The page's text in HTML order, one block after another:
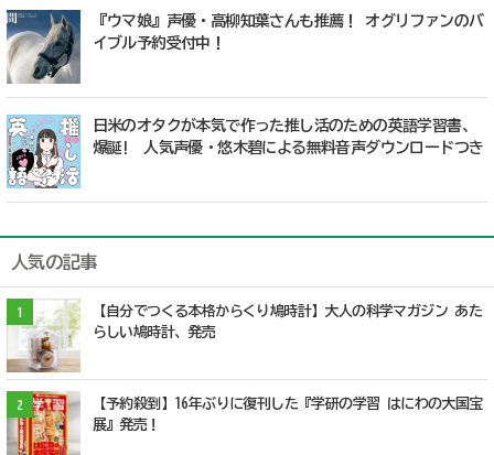
『ウマ娘』声優・高柳知葉さんも推薦！ オグリファンのバ
イブル予約受付中！
日米のオタクが本気で作った推し活のための英語学習書、
爆誕! 人気声優・悠木碧による無料音声ダウンロードつき
人気の記事
1
【自分でつくる本格からくり鳩時計】大人の科学マガジン あた
らしい鳩時計、発売
2
【予約殺到】16年ぶりに復刊した『学研の学習 はにわの大国宝
展』発売！